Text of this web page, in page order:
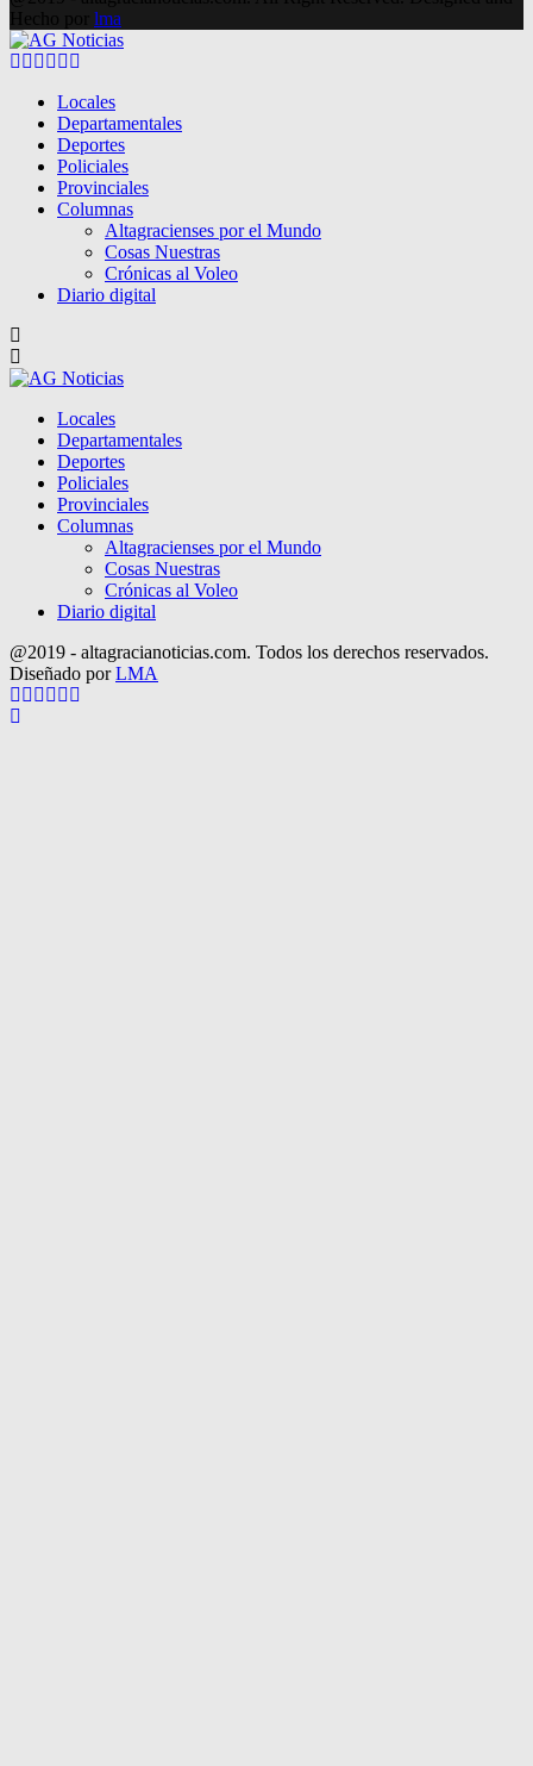
Hecho por lma
Facebook
Twitter
Instagram
Pinterest
Google
Locales
Departamentales
Deportes
Policiales
Provinciales
Columnas
Altagracienses por el Mundo
Cosas Nuestras
Crónicas al Voleo
Diario digital
Locales
Departamentales
Deportes
Policiales
Provinciales
Columnas
Altagracienses por el Mundo
Cosas Nuestras
Crónicas al Voleo
Diario digital
@2019 - altagracianoticias.com. Todos los derechos reservados.
Diseñado porLMA
Facebook
Twitter
Instagram
Pinterest
Google